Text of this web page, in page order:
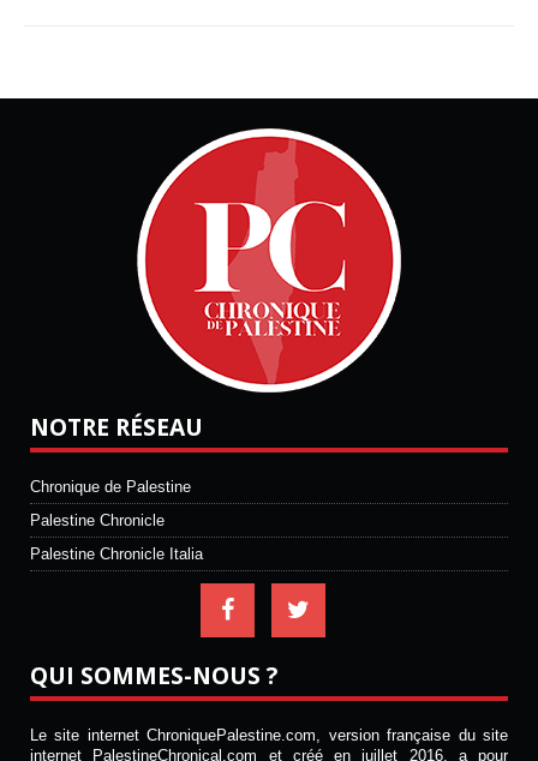
NOTRE RÉSEAU
Chronique de Palestine
Palestine Chronicle
Palestine Chronicle Italia
QUI SOMMES-NOUS ?
Le site internet ChroniquePalestine.com, version française du site
internet PalestineChronical.com et créé en juillet 2016, a pour